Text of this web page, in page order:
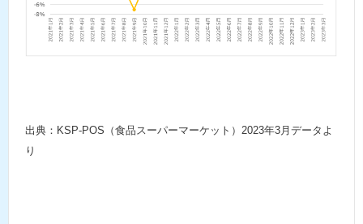
出典：KSP-POS（食品スーパーマーケット）2023年3月データよ
り